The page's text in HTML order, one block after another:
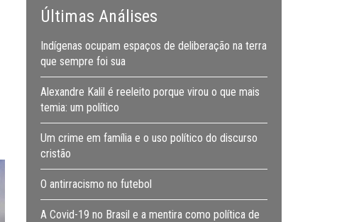
Últimas Análises
Indígenas ocupam espaços de deliberação na terra
que sempre foi sua
Alexandre Kalil é reeleito porque virou o que mais
temia: um político
Um crime em família e o uso político do discurso
cristão
O antirracismo no futebol
A Covid-19 no Brasil e a mentira como política de